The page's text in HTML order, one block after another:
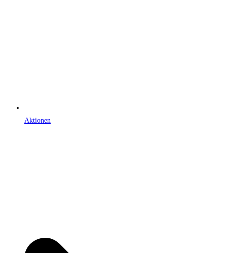
Aktionen